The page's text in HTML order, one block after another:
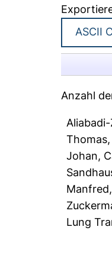
Anzahl
Thomas,
Johan,
Manfred
Lung